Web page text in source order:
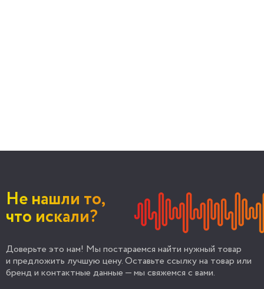
Не нашли то,
что искали?
Доверьте это нам! Мы постараемся найти нужный товар
и предложить лучшую цену. Оставьте ссылку на товар или
бренд и контактные данные — мы свяжемся с вами.